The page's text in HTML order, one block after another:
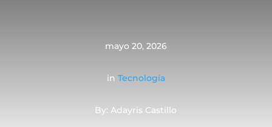
mayo 20, 2026
in Tecnología
By: Adayris Castillo